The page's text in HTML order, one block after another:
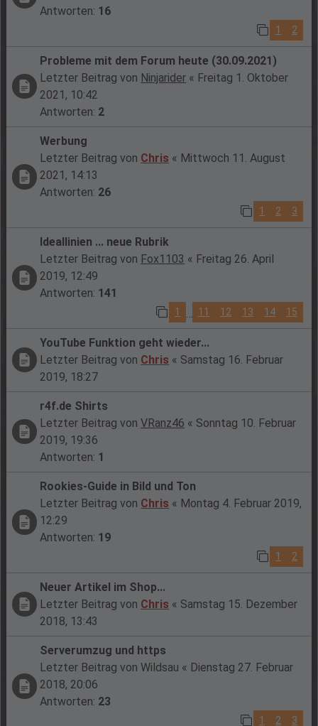
Antworten: 16
1 2
Probleme mit dem Forum heute (30.09.2021)
Letzter Beitrag von Ninjarider « Freitag 1. Oktober
2021, 10:42
Antworten: 2
Werbung
Letzter Beitrag von Chris « Mittwoch 11. August
2021, 14:13
Antworten: 26
1 2 3
Ideallinien ... neue Rubrik
Letzter Beitrag von Fox1103 « Freitag 26. April
2019, 12:49
Antworten: 141
1 11 12 13 14 15
YouTube Funktion geht wieder...
Letzter Beitrag von Chris « Samstag 16. Februar
2019, 18:27
r4f.de Shirts
Letzter Beitrag vonVRanz46 « Sonntag 10. Februar
2019, 19:36
Antworten: 1
Rookies-Guide in Bild und Ton
Letzter Beitrag von Chris « Montag 4. Februar 2019,
12:29
Antworten: 19
1 2
Neuer Artikel im Shop...
Letzter Beitrag von Chris « Samstag 15. Dezember
2018, 13:43
Serverumzug und https
Letzter Beitrag vonWildsau « Dienstag 27. Februar
2018, 20:06
Antworten: 23
1 2 3